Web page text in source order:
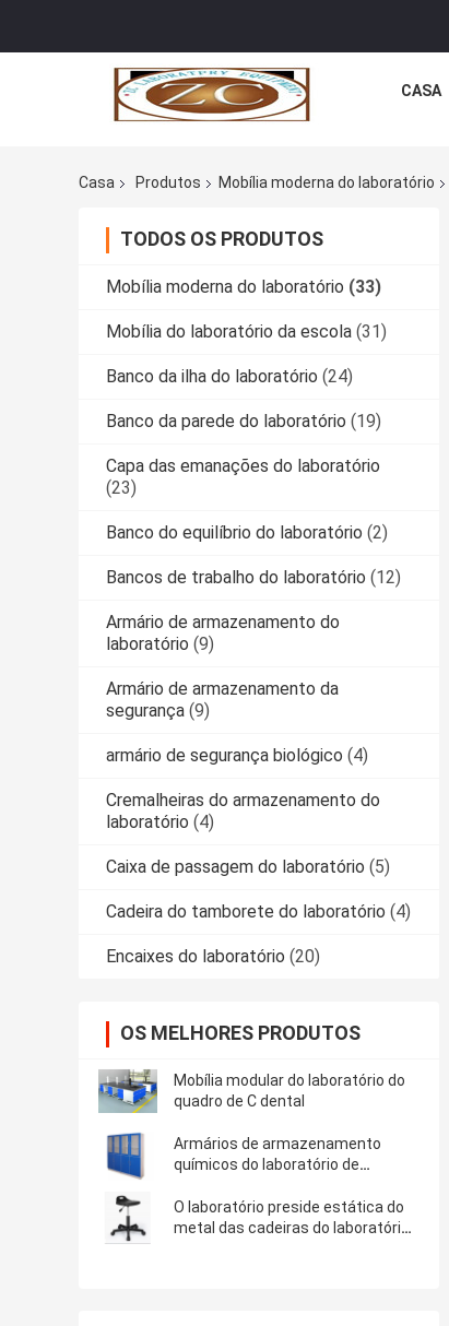
CASA
Casa Produtos Mobília moderna do laboratório
TODOS OS PRODUTOS
Mobília moderna do laboratório (33)
Mobília do laboratório da escola (31)
Banco da ilha do laboratório (24)
Banco da parede do laboratório (19)
Capa das emanações do laboratório
(23)
Banco do equilíbrio do laboratório (2)
Bancos de trabalho do laboratório (12)
Armário de armazenamento do
laboratório (9)
Armário de armazenamento da
segurança (9)
armário de segurança biológico (4)
Cremalheiras do armazenamento do
laboratório (4)
Caixa de passagem do laboratório (5)
Cadeira do tamborete do laboratório (4)
Encaixes do laboratório (20)
OS MELHORES PRODUTOS
Mobília modular do laboratório do
quadro de C dental
Armários de armazenamento
químicos do laboratório de
O laboratório preside estática do
metal das cadeiras do laboratório